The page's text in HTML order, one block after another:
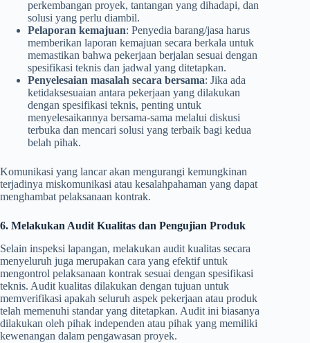
perkembangan proyek, tantangan yang dihadapi, dan
solusi yang perlu diambil.
Pelaporan kemajuan: Penyedia barang/jasa harus
memberikan laporan kemajuan secara berkala untuk
memastikan bahwa pekerjaan berjalan sesuai dengan
spesifikasi teknis dan jadwal yang ditetapkan.
Penyelesaian masalah secara bersama: Jika ada
ketidaksesuaian antara pekerjaan yang dilakukan
dengan spesifikasi teknis, penting untuk
menyelesaikannya bersama-sama melalui diskusi
terbuka dan mencari solusi yang terbaik bagi kedua
belah pihak.
Komunikasi yang lancar akan mengurangi kemungkinan
terjadinya miskomunikasi atau kesalahpahaman yang dapat
menghambat pelaksanaan kontrak.
6. Melakukan Audit Kualitas dan Pengujian Produk
Selain inspeksi lapangan, melakukan audit kualitas secara
menyeluruh juga merupakan cara yang efektif untuk
mengontrol pelaksanaan kontrak sesuai dengan spesifikasi
teknis. Audit kualitas dilakukan dengan tujuan untuk
memverifikasi apakah seluruh aspek pekerjaan atau produk
telah memenuhi standar yang ditetapkan. Audit ini biasanya
dilakukan oleh pihak independen atau pihak yang memiliki
kewenangan dalam pengawasan proyek.